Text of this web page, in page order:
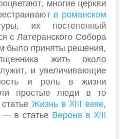
многие церкви
в романском
их постепенный
с Латеранского Собора
было приняты решения,
жить около
и увеличивающие
и роль в жизни
простые люди в то
Жизнь в XIII веке,
— в статье Верона в XIII